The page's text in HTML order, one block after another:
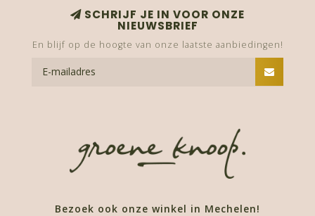
SCHRIJF JE IN VOOR ONZE
NIEUWSBRIEF
En blijf op de hoogte van onze laatste aanbiedingen!
Bezoek ook onze winkel in Mechelen!